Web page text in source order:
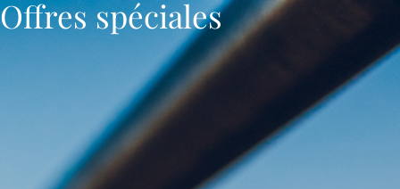
Offres spéciales